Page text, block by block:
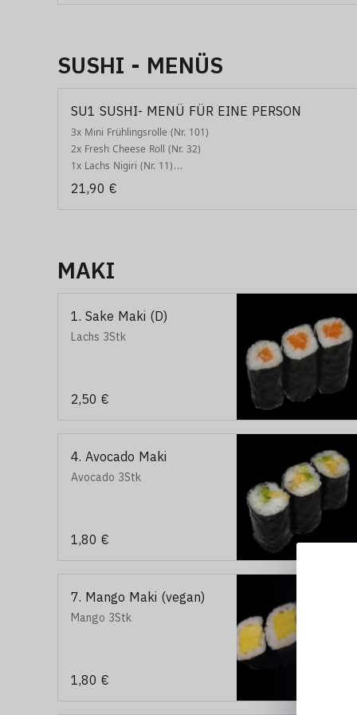
SUSHI - MENÜS
SU1 SUSHI- MENÜ FÜR EINE PERSON
3x Mini Frühlingsrolle (Nr. 101)
2x Fresh Cheese Roll (Nr. 32)
1x Lachs Nigiri (Nr. 11)
4x Tori Roll (Nr. 33)
1x Tamago Nigir (Nr. 16)
2x Tempura Roll (Nr. 48)
(Spicy Soße nach Wunsch)
2x Tuna Roll (Nr. 53)
3x Kapamaki (Nr. 6)
21,90 €
MAKI
1. Sake Maki (D)
Lachs 3Stk
2,50 €
4. Avocado Maki
Avocado 3Stk
1,80 €
7. Mango Maki (vegan)
Mango 3Stk
1,80 €